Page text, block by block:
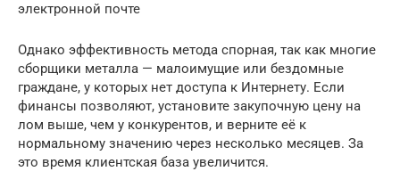
электронной почте
Однако эффективность метода спорная, так как многие
сборщики металла — малоимущие или бездомные
граждане, у которых нет доступа к Интернету. Если
финансы позволяют, установите закупочную цену на
лом выше, чем у конкурентов, и верните её к
нормальному значению через несколько месяцев. За
это время клиентская база увеличится.